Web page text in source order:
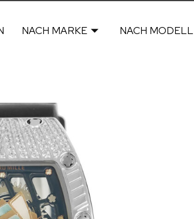
NACH MARKE NACH MODELL